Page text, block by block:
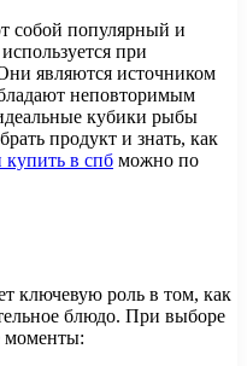
собой популярный и
при
являются источником
неповторимым
кубики рыбы
продукт и знать, как
купить в спб можно по
ключевую роль в том, как
блюдо. При выборе
моменты: